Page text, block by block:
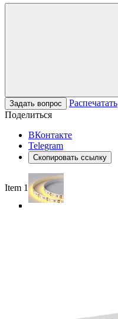
Задать вопрос
Распечатать
Поделиться
ВКонтакте
Telegram
Скопировать ссылку
Item 1 of 4